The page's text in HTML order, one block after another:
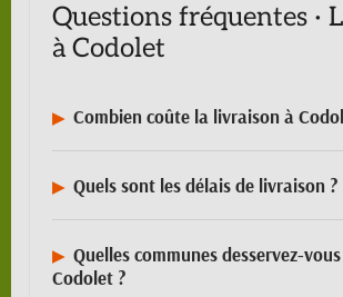
Questions fréquentes ·
à Codolet
Combien coûte la livraison à
Quels sont les délais de livraison ?
Quelles communes desservez-
Codolet ?